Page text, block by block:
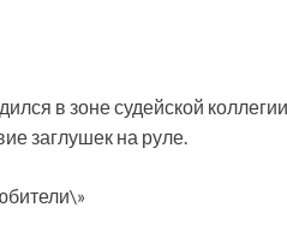
в зоне судейской
заглушек на руле.